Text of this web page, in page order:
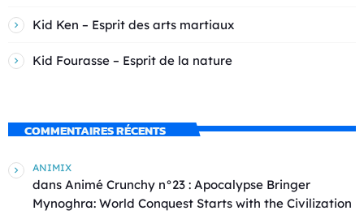
Kid Ken – Esprit des arts martiaux
Kid Fourasse – Esprit de la nature
COMMENTAIRES RÉCENTS
ANIMIX
dans Animé Crunchy n°23 : Apocalypse Bringer
Mynoghra: World Conquest Starts with the Civilization